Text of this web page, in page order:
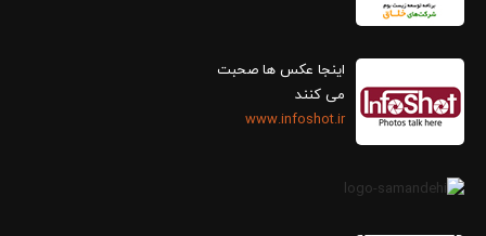
اینجا عکس ها صحبت
می کنند
www.infoshot.ir